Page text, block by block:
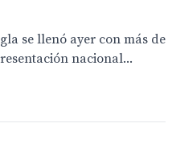
se llenó ayer con más de
nacional...